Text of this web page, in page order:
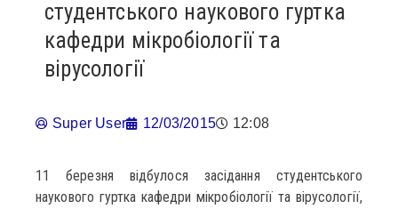
студентського наукового гуртка
кафедри мікробіології та
вірусології
Super User 12/03/2015 12:08
11 березня відбулося засідання студентського
наукового гуртка кафедри мікробіології та вірусології,